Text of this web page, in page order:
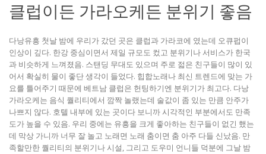
클럽이든 가라오케든 분위기 좋음
다낭유흥 첫날 밤에 우리가 갔던 곳은 클럽과 가라코에 였는데 오큐펍이
인상이 깊다. 한강 중심이면서 제일 규모도 컸고 분위기나 서비스가 한국
과 비슷하게 느껴졌음. 스탠딩 무대도 있으며 주로 젋은 친구들이 많이 있
어서 확실히 물이 좋단 생각이 들었다. 힙합노래나 최신 트렌드에 맞는 가
요를 틀어주기 때문에 베트남 클럽은 헌팅하기엔 분위기가 최고다. 다낭
가라오케는 음식 퀄리티에서 깜짝 놀랬는데 술값이 좀 있는 만큼 안주가
나쁘지 않다. 호텔 내부에 있는 곳이다 보니까 시각적인 부분에서도 만족
도가 높을 수 있음. 우리 중에는 유흥을 크게 좋아하는 친구들이 없긴 했는
데 막상 가니까 너무 잘 놀고 노래면 노래 춤이면 춤 아주 다들 신났음. 만
족할만한 퀄리티의 분위기나 시설, 그리고 도우미 언니들 덕분에 그날 밤